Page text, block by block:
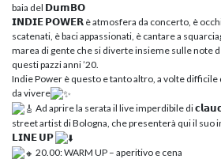
baia del 𝗗𝘂𝗺𝗕𝗢
𝗜𝗡𝗗𝗜𝗘 𝗣𝗢𝗪𝗘𝗥 è atmosfera da concerto, è
scatenati, è baci appassionati, è cantare a
marea di gente che si diverte insieme sulle note
questi pazzi anni ’20.
Indie Power è questo e tanto altro, a volte
da vivere
Ad aprire la serata il live imperdibile di
street artist di Bologna, che presenterà qui il suo
𝗟𝗜𝗡𝗘 𝗨𝗣
20.00: WARM UP – aperitivo e cena